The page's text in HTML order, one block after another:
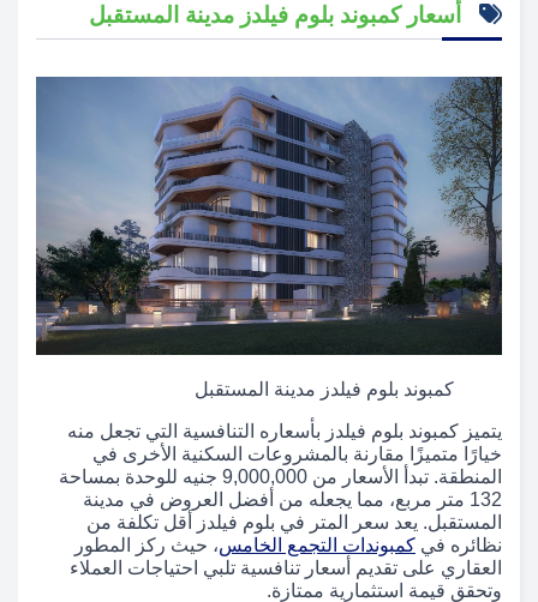
أسعار كمبوند بلوم فيلدز مدينة المستقبل
كمبوند بلوم فيلدز مدينة المستقبل
يتميز كمبوند بلوم فيلدز بأسعاره التنافسية التي تجعل منه
خيارًا متميزًا مقارنة بالمشروعات السكنية الأخرى في
المنطقة. تبدأ الأسعار من 9,000,000 جنيه للوحدة بمساحة
132 متر مربع، مما يجعله من أفضل العروض في مدينة
المستقبل. يعد سعر المتر في بلوم فيلدز أقل تكلفة من
نظائره في كمبوندات التجمع الخامس، حيث ركز المطور
العقاري على تقديم أسعار تنافسية تلبي احتياجات العملاء
وتحقق قيمة استثمارية ممتازة.